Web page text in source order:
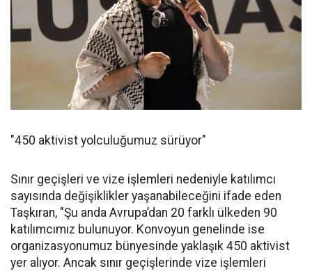
"450 aktivist yolculuğumuz sürüyor"
Sınır geçişleri ve vize işlemleri nedeniyle katılımcı
sayısında değişiklikler yaşanabileceğini ifade eden
Taşkıran, "Şu anda Avrupa’dan 20 farklı ülkeden 90
katılımcımız bulunuyor. Konvoyun genelinde ise
organizasyonumuz bünyesinde yaklaşık 450 aktivist
yer alıyor. Ancak sınır geçişlerinde vize işlemleri